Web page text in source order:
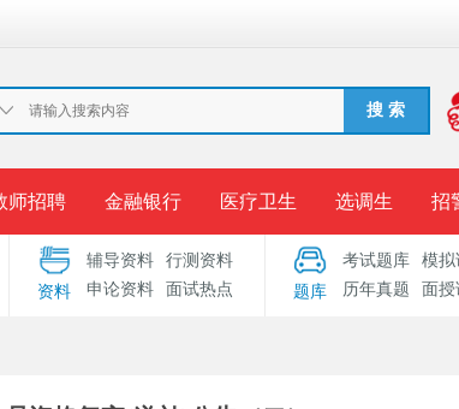
搜 索
师招聘 金融银行 医疗卫生 选调生 招
准考证打印 成绩查询 录用公示 考
资料
辅导资料
行测资料
申论资料
面试热点 题库
考试题库
模拟
历年真题
面授